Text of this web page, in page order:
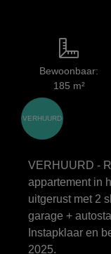
Bewoonbaar:
185 m²
VERHUURD
VERHUURD -
appartement in
uitgerust met 2
garage +
Instapklaar en
2025.